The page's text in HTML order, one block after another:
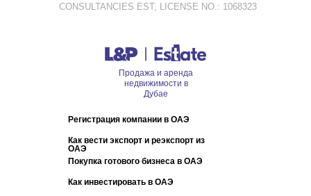
CONSULTANCIES EST, LICENSE NO.: 1068323
Как инвестировать в ОАЭ
Покупка готового бизнеса в ОАЭ
Как вести экспорт и реэкспорт из
ОАЭ
Регистрация компании в ОАЭ
Продажа и аренда
недвижимости в
Дубае